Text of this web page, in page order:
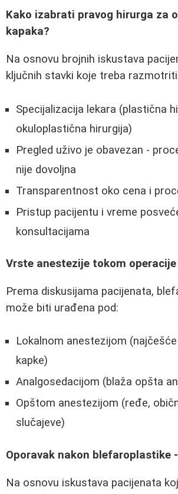
Kako izabrati pravog hirurga za
kapaka?
Na osnovu brojnih iskustava
ključnih stavki koje treba
Specijalizacija lekara (plastična
okuloplastična hirurgija)
Pregled uživo je obavezan -
nije dovoljna
Transparentnost oko cena i
Pristup pacijentu i vreme
konsultacijama
Vrste anestezije tokom operacije
Prema diskusijama pacijenata,
može biti urađena pod:
Lokalnom anestezijom
kapke)
Analgosedacijom (blaža opšta
Opštom anestezijom (ređe,
slučajeve)
Oporavak nakon blefaroplastike
Na osnovu iskustava pacijenata